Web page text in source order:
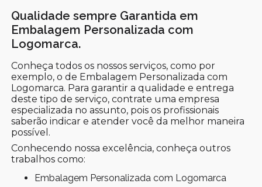
Qualidade sempre Garantida em
Embalagem Personalizada com
Logomarca.
Conheça todos os nossos serviços, como por
exemplo, o de Embalagem Personalizada com
Logomarca. Para garantir a qualidade e entrega
deste tipo de serviço, contrate uma empresa
especializada no assunto, pois os profissionais
saberão indicar e atender você da melhor maneira
possível.
Conhecendo nossa excelência, conheça outros
trabalhos como:
Embalagem Personalizada com Logomarca